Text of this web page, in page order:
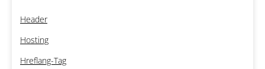
Header
Hosting
Hreflang-Tag